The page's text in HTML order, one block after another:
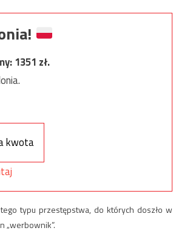
1351 zł.
kwota
typu przestępstwa, do których doszło w
„werbownik”.